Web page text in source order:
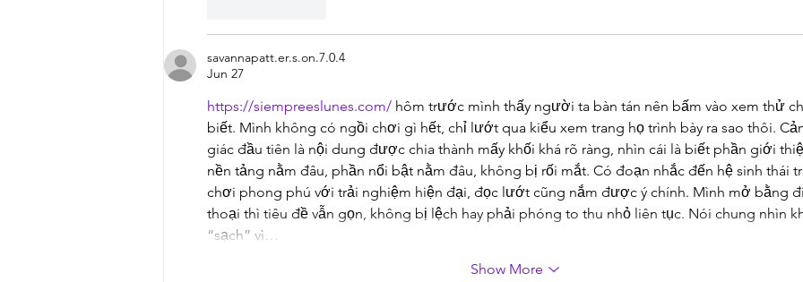
savannapatt.er.s.on.7.0.4
Jun 27
https://siempreeslunes.com/ hôm trước mình thấy người ta bàn tán nên bấm vào xem thử
biết. Mình không có ngồi chơi gì hết, chỉ lướt qua kiểu xem trang họ trình bày ra sao thôi.
giác đầu tiên là nội dung được chia thành mấy khối khá rõ ràng, nhìn cái là biết phần giới
nền tảng nằm đâu, phần nổi bật nằm đâu, không bị rối mắt. Có đoạn nhắc đến hệ sinh thái
chơi phong phú với trải nghiệm hiện đại, đọc lướt cũng nắm được ý chính. Mình mở bằng
thoại thì tiêu đề vẫn gọn, không bị lệch hay phải phóng to thu nhỏ liên tục. Nói chung nhìn
“sạch” vì…
Show More